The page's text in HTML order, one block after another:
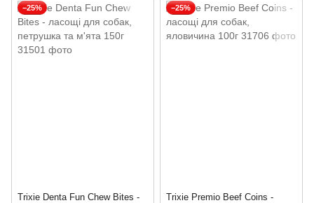
−25%
Trixie Denta Fun Chew Bites -
−25%
Trixie Premio Beef Coins -